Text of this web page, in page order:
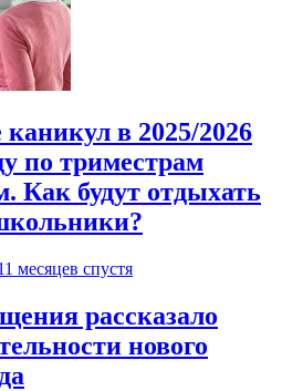
в 2025/2026
по триместрам
Как будут отдыхать
месяцев спустя
рассказало
нового